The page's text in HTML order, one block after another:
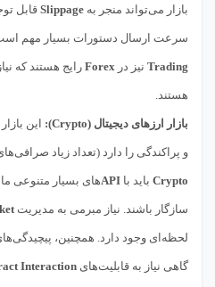
بازار می‌تواند منجر به Slippage قابل
سرعت ارسال دستورات بسیار مهم
Trading نیز در Forex رایج هستند که
هستند.
بازار ارزهای دیجیتال (Crypto): این
و پراکندگی را دارد (تعداد زیاد
Crypto باید با APIهای بسیار متنوعی
سازگار باشند. نیاز مبرمی به مدیریت
لحظه‌ای وجود دارد. همچنین،
گاهی نیاز به قابلیت‌های Interaction